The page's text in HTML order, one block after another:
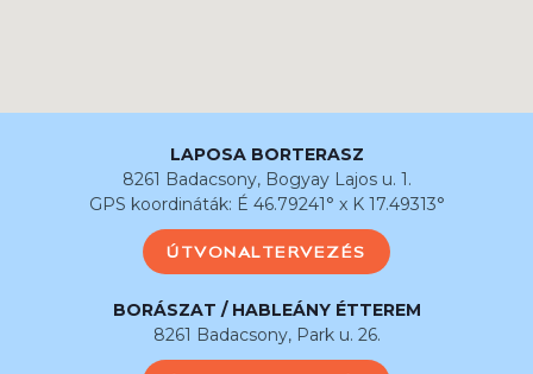
LAPOSA BORTERASZ
8261 Badacsony, Bogyay Lajos u. 1.
GPS koordináták: É 46.79241° x K 17.49313°
ÚTVONALTERVEZÉS
BORÁSZAT / HABLEÁNY ÉTTEREM
8261 Badacsony, Park u. 26.